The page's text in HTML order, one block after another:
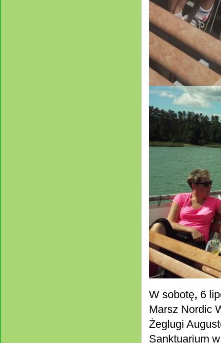
W sobotę, 6
Marsz Nordic
Żeglugi
Sanktuarium